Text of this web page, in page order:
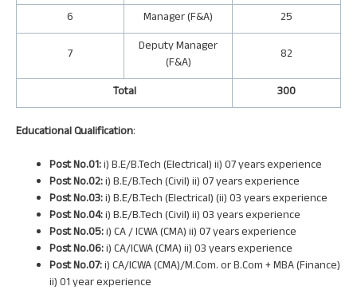
6
Manager (F&A)
25
7
Deputy Manager
(F&A)
82
Total
300
Educational Qualification:
Post No.01:i) B.E/B.Tech (Electrical) ii) 07 years experience
Post No.02:i) B.E/B.Tech (Civil) ii) 07 years experience
Post No.03:i) B.E/B.Tech (Electrical) (ii) 03 years experience
Post No.04:i) B.E/B.Tech (Civil) ii) 03 years experience
Post No.05:i) CA / ICWA (CMA) ii) 07 years experience
Post No.06:i) CA/ICWA (CMA) ii) 03 years experience
Post No.07:i) CA/ICWA (CMA)/M.Com. or B.Com + MBA (Finance)
ii) 01 year experience